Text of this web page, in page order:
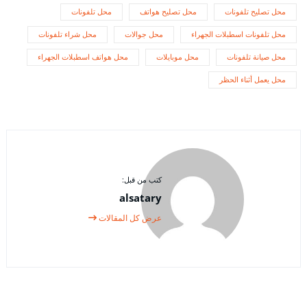
محل تصليح تلفونات محل تصليح هواتف محل تلفونات
محل تلفونات اسطبلات الجهراء محل جوالات محل شراء تلفونات
محل صيانة تلفونات محل موبايلات محل هواتف اسطبلات الجهراء
محل يعمل أثناء الحظر
كتب من قبل:
alsatary
عرض كل المقالات